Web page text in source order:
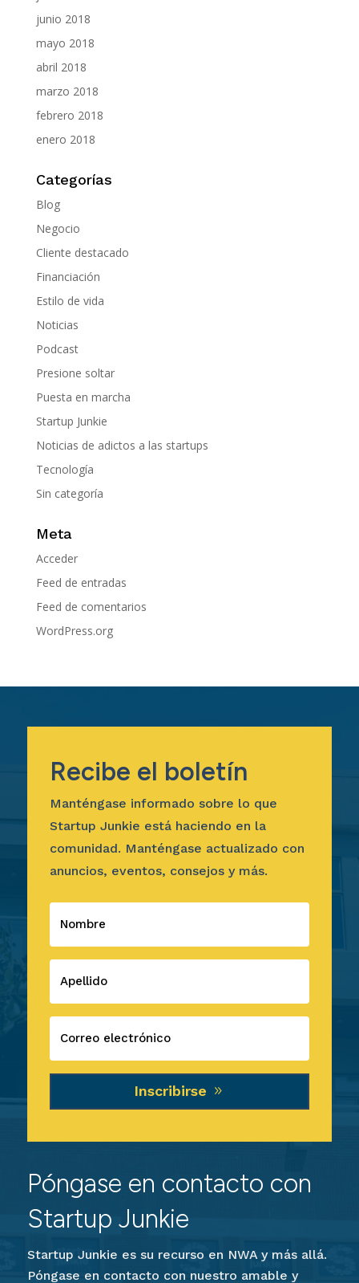
junio 2018
mayo 2018
abril 2018
marzo 2018
febrero 2018
enero 2018
Categorías
Blog
Negocio
Cliente destacado
Financiación
Estilo de vida
Noticias
Podcast
Presione soltar
Puesta en marcha
Startup Junkie
Noticias de adictos a las startups
Tecnología
Sin categoría
Meta
Acceder
Feed de entradas
Feed de comentarios
WordPress.org
Recibe el boletín
Manténgase informado sobre lo que
Startup Junkie está haciendo en la
comunidad. Manténgase actualizado con
anuncios, eventos, consejos y más.
Inscribirse
Póngase en contacto con
Startup Junkie
Startup Junkie es su recurso en NWA y más allá.
Póngase en contacto con nuestro amable y